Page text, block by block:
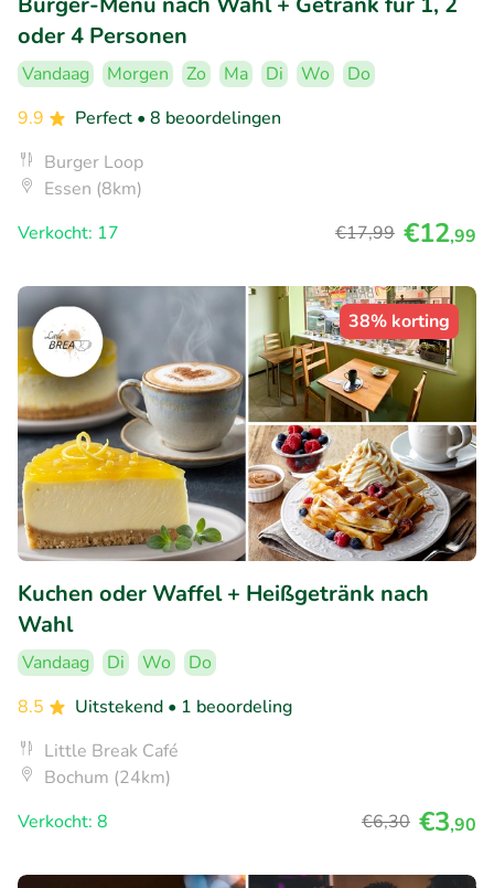
oder 4 Personen
Vandaag Morgen Zo Ma Di Wo
Do
9.9
Perfect • 8 beoordelingen
Burger Loop
Essen (8km)
Verkocht: 17
€17,99 €12,99
38% korting
Kuchen oder Waffel + Heißgetränk nach
Wahl
Vandaag Di Wo
Do
8.5
Uitstekend • 1 beoordeling
Little Break Café
Bochum (24km)
Verkocht: 8
€6,30 €3,90